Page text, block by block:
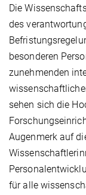
Die
des
besonderen
zunehmenden
sehen sich die
Augenmerk auf
für alle